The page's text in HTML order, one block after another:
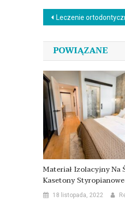
Nawigacja
wpisu
Leczenie ortodontyczne u
POWIĄZANE
Materiał Izolacyjny Na
Kasetony Styropianowe
18 listopada, 2022